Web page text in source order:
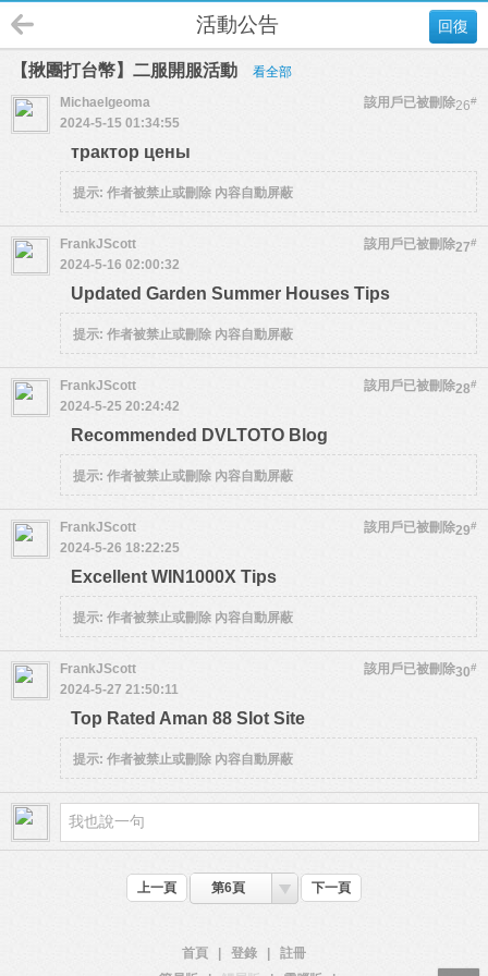
回復
活動公告
【揪團打台幣】二服開服活動 看全部
26#
Michaelgeoma
該用戶已被刪除
2024-5-15 01:34:55
трактор цены
提示: 作者被禁止或刪除 內容自動屏蔽
27#
FrankJScott
該用戶已被刪除
2024-5-16 02:00:32
Updated Garden Summer Houses Tips
提示: 作者被禁止或刪除 內容自動屏蔽
28#
FrankJScott
該用戶已被刪除
2024-5-25 20:24:42
Recommended DVLTOTO Blog
提示: 作者被禁止或刪除 內容自動屏蔽
29#
FrankJScott
該用戶已被刪除
2024-5-26 18:22:25
Excellent WIN1000X Tips
提示: 作者被禁止或刪除 內容自動屏蔽
30#
FrankJScott
該用戶已被刪除
2024-5-27 21:50:11
Top Rated Aman 88 Slot Site
提示: 作者被禁止或刪除 內容自動屏蔽
上一頁 第6頁 下一頁
首頁 登錄
註冊